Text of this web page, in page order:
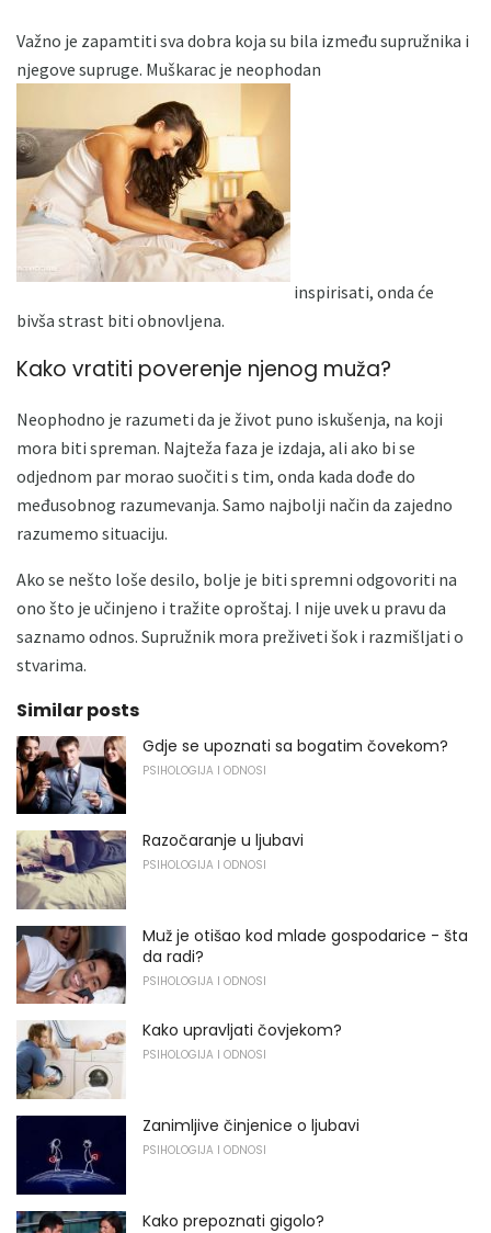
Važno je zapamtiti sva dobra koja su bila između supružnika i
njegove supruge. Muškarac je neophodan
inspirisati, onda će
bivša strast biti obnovljena.
Kako vratiti poverenje njenog muža?
Neophodno je razumeti da je život puno iskušenja, na koji
mora biti spreman. Najteža faza je izdaja, ali ako bi se
odjednom par morao suočiti s tim, onda kada dođe do
međusobnog razumevanja. Samo najbolji način da zajedno
razumemo situaciju.
Ako se nešto loše desilo, bolje je biti spremni odgovoriti na
ono što je učinjeno i tražite oproštaj. I nije uvek u pravu da
saznamo odnos. Supružnik mora preživeti šok i razmišljati o
stvarima.
Similar posts
Gdje se upoznati sa bogatim čovekom?
PSIHOLOGIJA I ODNOSI
Razočaranje u ljubavi
PSIHOLOGIJA I ODNOSI
Muž je otišao kod mlade gospodarice - šta
da radi?
PSIHOLOGIJA I ODNOSI
Kako upravljati čovjekom?
PSIHOLOGIJA I ODNOSI
Zanimljive činjenice o ljubavi
PSIHOLOGIJA I ODNOSI
Kako prepoznati gigolo?